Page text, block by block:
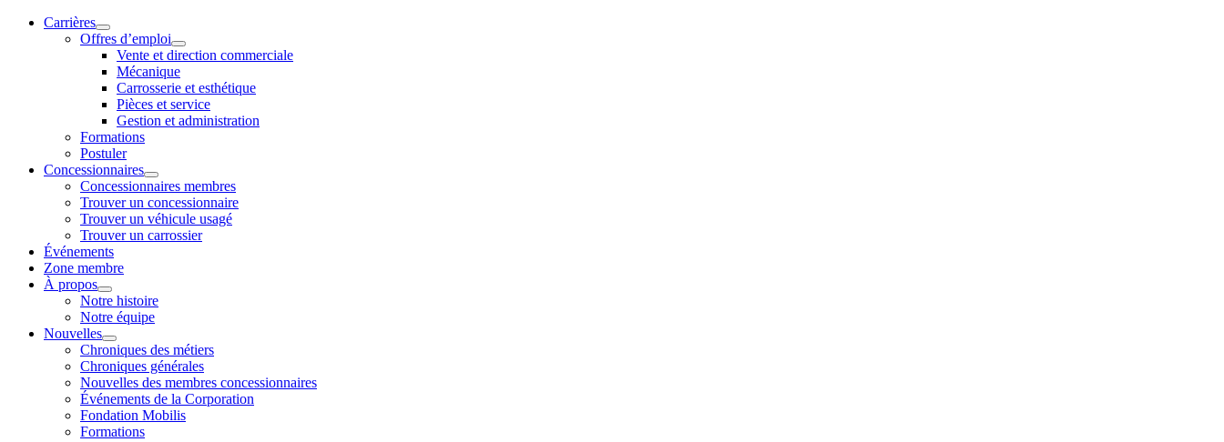
Carrières
Offres d’emploi
Vente et direction commerciale
Mécanique
Carrosserie et esthétique
Pièces et service
Gestion et administration
Formations
Postuler
Concessionnaires
Concessionnaires membres
Trouver un concessionnaire
Trouver un véhicule usagé
Trouver un carrossier
Événements
Zone membre
À propos
Notre histoire
Notre équipe
Nouvelles
Chroniques des métiers
Chroniques générales
Nouvelles des membres concessionnaires
Événements de la Corporation
Fondation Mobilis
Formations